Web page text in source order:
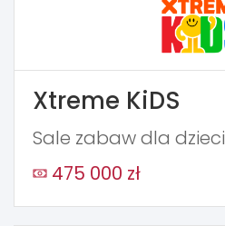
Xtreme KiDS
Sale zabaw dla dzieci
475 000 zł